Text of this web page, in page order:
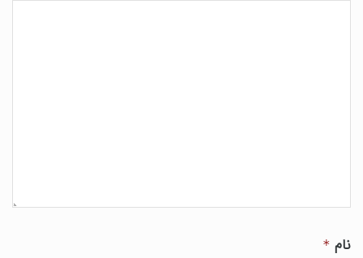
نام *